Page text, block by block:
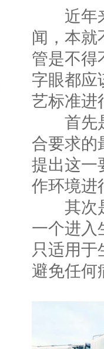
近年来
闻，本
管是不得
字眼都应
艺标准进
首先是
合要求的
提出这一
作环境进
其次是
一个进入
只适用
避免任何